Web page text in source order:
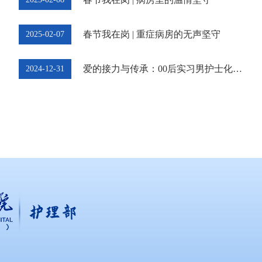
徐宁
2025-02-07 春节我在岗 | 重症病房的无声坚守
2024-12-31 爱的接力与传承：00后实习男护士化身 “超级奶爸”